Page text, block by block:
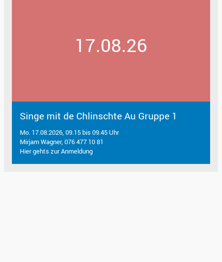
17.08.26
Singe mit de Chlinschte Au Gruppe 1
Mo. 17.08.2026, 09.15 bis 09.45 Uhr
Mirjam Wagner, 076 477 10 81
Hier gehts zur Anmeldung